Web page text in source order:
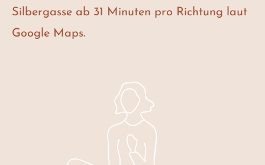
Silbergasse ab 31 Minuten pro Richtung laut
Google Maps.